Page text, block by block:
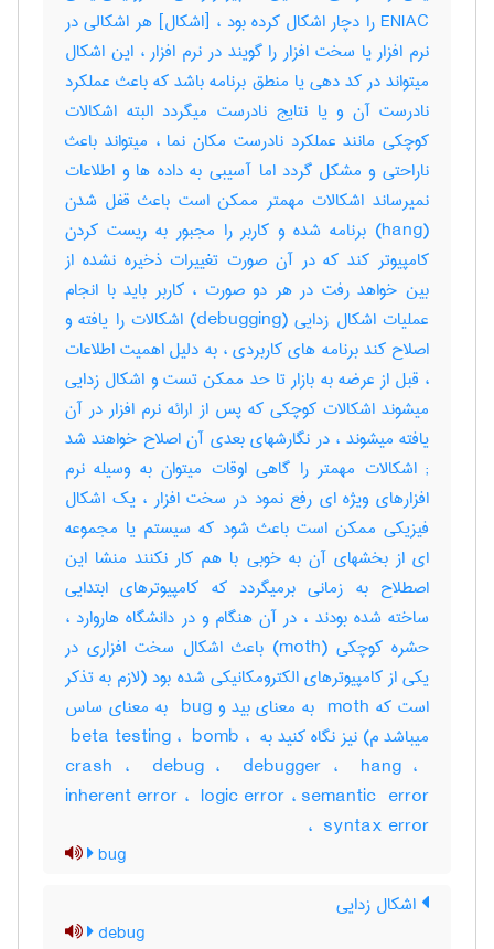
ENIAC را دچار اشکال کرده بود ، [اشکال] هر اشکالی در
نرم افزار یا سخت افزار را گویند در نرم افزار ، این اشکال
میتواند در کد دهی یا منطق برنامه باشد که باعث عملکرد
نادرست آن و یا نتایج نادرست میگردد البته اشکالات
کوچکی مانند عملکرد نادرست مکان نما ، میتواند باعث
ناراحتی و مشکل گردد اما آسیبی به داده ها و اطلاعات
نمیرساند اشکالات مهمتر ممکن است باعث قفل شدن
(‎hang) برنامه شده و کاربر را مجبور به ریست کردن
کامپیوتر کند که در آن صورت تغییرات ذخیره نشده از
بین خواهد رفت در هر دو صورت ، کاربر باید با انجام
عملیات اشکال زدایی (‎debugging) اشکالات را یافته و
اصلاح کند برنامه های کاربردی ، به دلیل اهمیت اطلاعات
، قبل از عرضه به بازار تا حد ممکن تست و اشکال زدایی
میشوند اشکالات کوچکی که پس از ارائه نرم افزار در آن
; اشکالات مهمتر را گاهی اوقات میتوان به وسیله نرم
افزارهای ویژه ای رفع نمود در سخت افزار ، یک اشکال
فیزیکی ممکن است باعث شود که سیستم یا مجموعه
ای از بخشهای آن به خوبی با هم کار نکنند منشا این
اصطلاح به زمانی برمیگردد که کامپیوترهای ابتدایی
ساخته شده بودند ، در آن هنگام و در دانشگاه هاروارد ،
حشره کوچکی (‎moth) باعث اشکال سخت افزاری در
یکی از کامپیوترهای الکترومکانیکی شده بود (لازم به تذکر
است که ‎ moth به معنای بید و ‎ bug به معنای ساس
میباشد م) نیز نگاه کنید به ‎ beta testing ، ‎ bomb ، ‎
crash ، ‎ debug ، ‎ debugger ، ‎ hang ، ‎
inherent error ، ‎ logic error ، ‎semantic ‎ error
، ‎ syntax error
bug
اشکال زدایی
debug